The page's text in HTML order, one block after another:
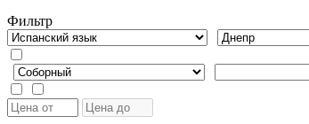
Фильтр